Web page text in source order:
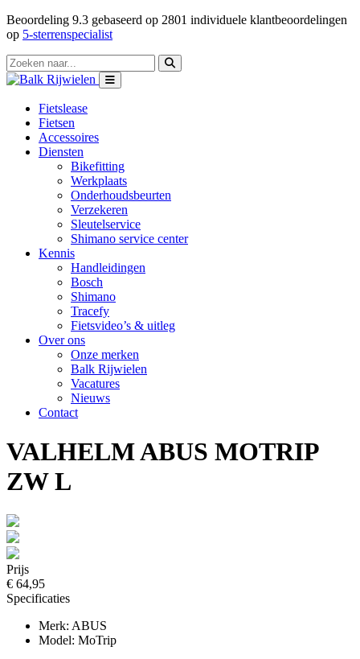
Beoordeling 9.3 gebaseerd op 2801 individuele klantbeoordelingen
op 5-sterrenspecialist
Fietslease
Fietsen
Accessoires
Diensten
Bikefitting
Werkplaats
Onderhoudsbeurten
Verzekeren
Sleutelservice
Shimano service center
Kennis
Handleidingen
Bosch
Shimano
Tracefy
Fietsvideo’s & uitleg
Over ons
Onze merken
Balk Rijwielen
Vacatures
Nieuws
Contact
VALHELM ABUS MOTRIP
ZW L
Prijs
€ 64,95
Specificaties
Merk: ABUS
Model: MoTrip